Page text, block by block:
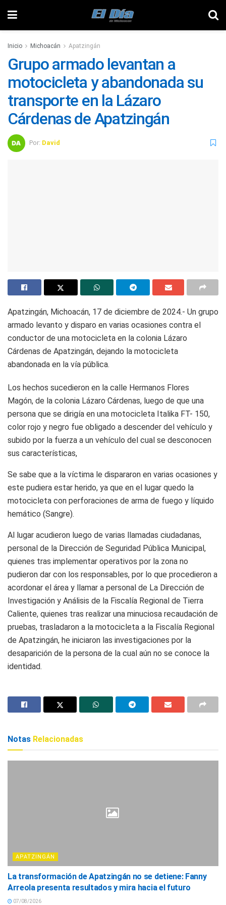
Inicio Michoacán Apatzingán
Grupo armado levantan a
motocicleta y abandonada su
transporte en la Lázaro
Cárdenas de Apatzingán
Por: David
Apatzingán, Michoacán, 17 de diciembre de 2024.- Un grupo
armado levanto y disparo en varias ocasiones contra el
conductor de una motocicleta en la colonia Lázaro
Cárdenas de Apatzingán, dejando la motocicleta
abandonada en la vía pública.
Los hechos sucedieron en la calle Hermanos Flores
Magón, de la colonia Lázaro Cárdenas, luego de que una
persona que se dirigía en una motocicleta Italika FT- 150,
color rojo y negro fue obligado a descender del vehículo y
subido por la fuerza a un vehículo del cual se desconocen
sus características,
Se sabe que a la víctima le dispararon en varias ocasiones y
este pudiera estar herido, ya que en el lugar quedo la
motocicleta con perforaciones de arma de fuego y líquido
hemático (Sangre).
Al lugar acudieron luego de varias llamadas ciudadanas,
personal de la Dirección de Seguridad Pública Municipal,
quienes tras implementar operativos por la zona no
pudieron dar con los responsables, por lo que procedieron a
acordonar el área y llamar a personal de La Dirección de
Investigación y Análisis de la Fiscalía Regional de Tierra
Caliente, quienes tras realizar una minuciosa recaudación de
pruebas, trasladaron a la motocicleta a la Fiscalía Regional
de Apatzingán, he iniciaron las investigaciones por la
desaparición de la persona de la cual aún no se conoce la
identidad.
Notas Relacionadas
APATZINGÁN
La transformación de Apatzingán no se detiene: Fanny
Arreola presenta resultados y mira hacia el futuro
07/08/2026